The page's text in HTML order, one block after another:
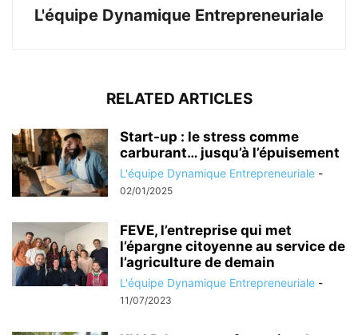
L'équipe Dynamique Entrepreneuriale
RELATED ARTICLES
Start-up : le stress comme
carburant… jusqu’à l’épuisement
L'équipe Dynamique Entrepreneuriale -
02/01/2025
FEVE, l’entreprise qui met
l’épargne citoyenne au service de
l’agriculture de demain
L'équipe Dynamique Entrepreneuriale -
11/07/2023